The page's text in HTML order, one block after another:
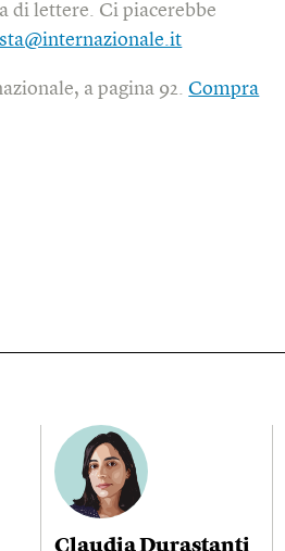
di lettere. Ci piacerebbe
a pagina 92.Compra